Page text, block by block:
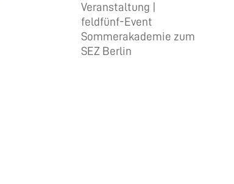
Veranstaltung |
feldfünf-Event
Sommerakademie zum
SEZ Berlin